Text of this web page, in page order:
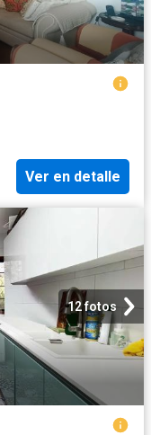
Ver en detalle
12 fotos